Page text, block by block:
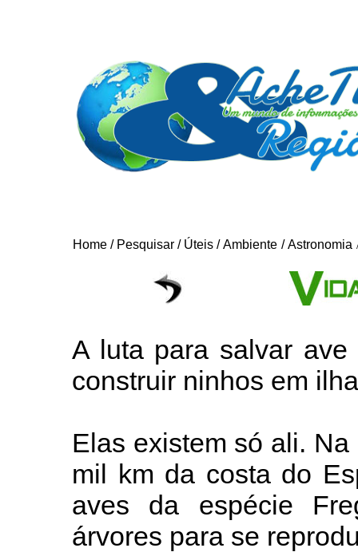
Home / Pesquisar / Úteis /Ambiente /Astronomia
A luta para salvar
construir ninhos em
Elas existem só ali.
mil km da costa do
aves da espécie
árvores para se